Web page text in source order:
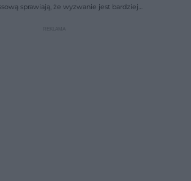
sprawiają, że wyzwanie jest bardziej